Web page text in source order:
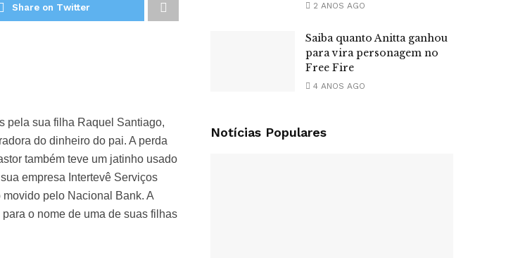
Share on Twitter
pela sua filha Raquel Santiago,
do dinheiro do pai. A perda
também teve um jatinho usado
empresa Intertevê Serviços
pelo Nacional Bank. A
o nome de uma de suas filhas
2 ANOS AGO
Saiba quanto Anitta ganhou
para vira personagem no
Free Fire
4 ANOS AGO
Notícias Populares